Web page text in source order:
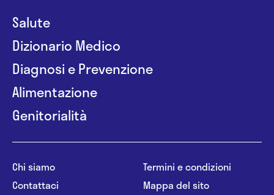
Salute
Dizionario Medico
Diagnosi e Prevenzione
Alimentazione
Genitorialità
Chi siamo
Contattaci
Termini e condizioni
Mappa del sito